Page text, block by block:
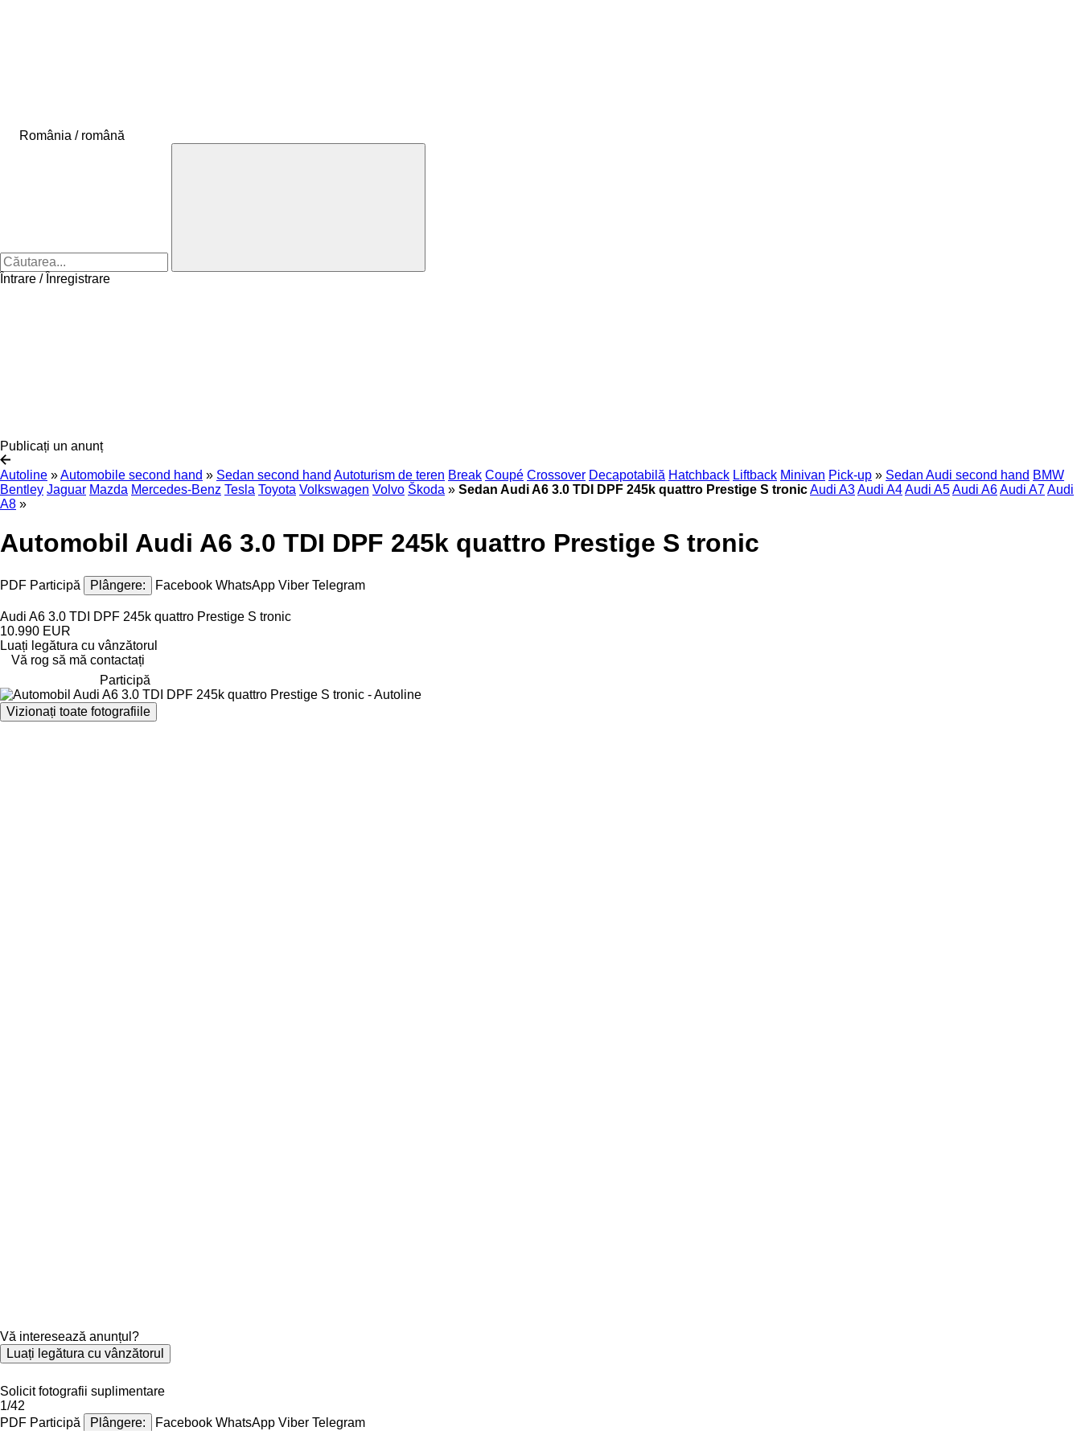
România / română
Întrare / Înregistrare
Publicați un anunț
Autoline »Automobile second hand » Sedan second hand Autoturism de teren Break Coupé Crossover Decapotabilă Hatchback Liftback Minivan Pick-up » Sedan Audi second hand BMW
Bentley Jaguar Mazda Mercedes-Benz Tesla Toyota Volkswagen Volvo Škoda » Sedan Audi A6 3.0 TDI DPF 245k quattro Prestige S tronicAudi A3Audi A4Audi A5Audi A6Audi A7Audi
A8 »
Automobil Audi A6 3.0 TDI DPF 245k quattro Prestige S tronic
PDF Participă Plângere: Facebook WhatsApp Viber Telegram
Audi A6 3.0 TDI DPF 245k quattro Prestige S tronic
10.990 EUR
Luați legătura cu vânzătorul
Vă rog să mă contactați
Participă
Vizionați toate fotografiile
Vă interesează anunțul?
Luați legătura cu vânzătorul
Solicit fotografii suplimentare
1/42
PDF Participă Plângere: Facebook WhatsApp Viber Telegram